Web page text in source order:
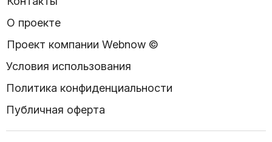
О проекте
Проект компании Webnow ©
Условия использования
Политика конфиденциальности
Публичная оферта